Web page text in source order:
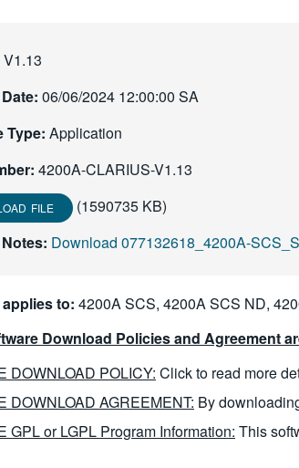
V1.13
06/06/2024 12:00:00 SA
Type: Application
4200A-CLARIUS-V1.13
FILE
(1590735 KB)
Download 077132618_4200A-
to: 4200A SCS, 4200A SCS ND,
Download Policies and Agreement
DOWNLOAD POLICY: Click to read more
DOWNLOAD AGREEMENT: By
GPL or LGPL Program Information: This